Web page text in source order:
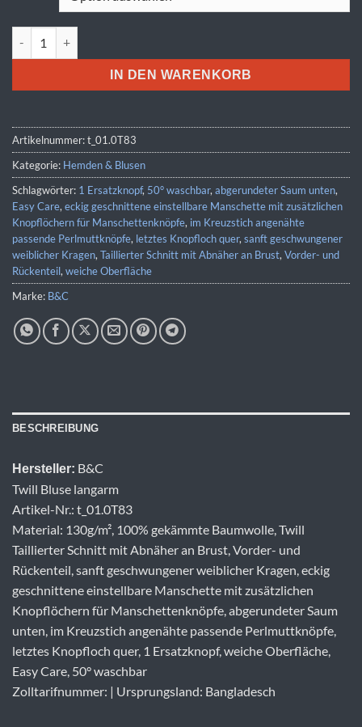
IN DEN WARENKORB
Artikelnummer:t_01.0T83
Kategorie: Hemden & Blusen
Schlagwörter: 1 Ersatzknopf, 50° waschbar, abgerundeter Saum unten,
Easy Care, eckig geschnittene einstellbare Manschette mit zusätzlichen
Knopflöchern für Manschettenknöpfe, im Kreuzstich angenähte
passende Perlmuttknöpfe, letztes Knopfloch quer, sanft geschwungener
weiblicher Kragen, Taillierter Schnitt mit Abnäher an Brust, Vorder- und
Rückenteil, weiche Oberfläche
Marke: B&C
BESCHREIBUNG
Hersteller: B&C
Twill Bluse langarm
Artikel-Nr.: t_01.0T83
Material: 130g/m², 100% gekämmte Baumwolle, Twill
Taillierter Schnitt mit Abnäher an Brust, Vorder- und
Rückenteil, sanft geschwungener weiblicher Kragen, eckig
geschnittene einstellbare Manschette mit zusätzlichen
Knopflöchern für Manschettenknöpfe, abgerundeter Saum
unten, im Kreuzstich angenähte passende Perlmuttknöpfe,
letztes Knopfloch quer, 1 Ersatzknopf, weiche Oberfläche,
Easy Care, 50° waschbar
Zolltarifnummer: | Ursprungsland: Bangladesch